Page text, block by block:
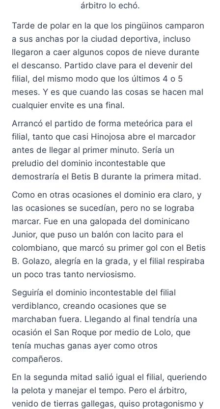
árbitro lo echó.
Tarde de polar en la que los pingüinos camparon
a sus anchas por la ciudad deportiva, incluso
llegaron a caer algunos copos de nieve durante
el descanso. Partido clave para el devenir del
filial, del mismo modo que los últimos 4 o 5
meses. Y es que cuando las cosas se hacen mal
cualquier envite es una final.
Arrancó el partido de forma meteórica para el
filial, tanto que casi Hinojosa abre el marcador
antes de llegar al primer minuto. Sería un
preludio del dominio incontestable que
demostraría el Betis B durante la primera mitad.
Como en otras ocasiones el dominio era claro, y
las ocasiones se sucedían, pero no se lograba
marcar. Fue en una galopada del dominicano
Junior, que puso un balón con lacito para el
colombiano, que marcó su primer gol con el Betis
B. Golazo, alegría en la grada, y el filial respiraba
un poco tras tanto nerviosismo.
Seguiría el dominio incontestable del filial
verdiblanco, creando ocasiones que se
marchaban fuera. Llegando al final tendría una
ocasión el San Roque por medio de Lolo, que
tenía muchas ganas ayer como otros
compañeros.
En la segunda mitad salió igual el filial, queriendo
la pelota y manejar el tempo. Pero el árbitro,
venido de tierras gallegas, quiso protagonismo y